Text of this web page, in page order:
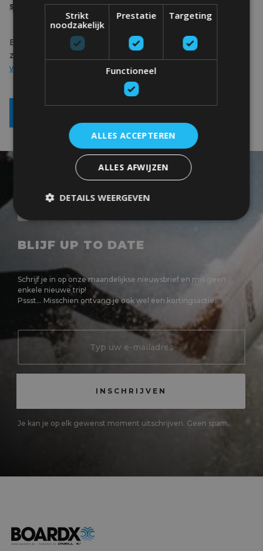
surfcoach@boardx.be.
Benieuwd naar de andere profielen waar we naar op
zoek zijn? Neem dan zeker een kijkje op
www.boardx.be/jobs
BLIJF UP TO DATE
Schrijf je in op onze maandelijkse nieuwsbrief en mis geen
enkele nieuwe trip!
Pssst... Misschien ontvang je ook wel een kortingsactie.
Je kan je op elk gewenst moment uitschrijven. Geen spam.
Strikt
noodzakelijk
Prestatie Targeting
Functioneel
ALLES ACCEPTEREN
ALLES AFWIJZEN
DETAILS WEERGEVEN